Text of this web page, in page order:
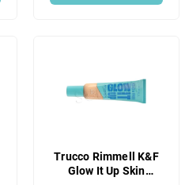
Trucco Rimmell K&F
Glow It Up Skin